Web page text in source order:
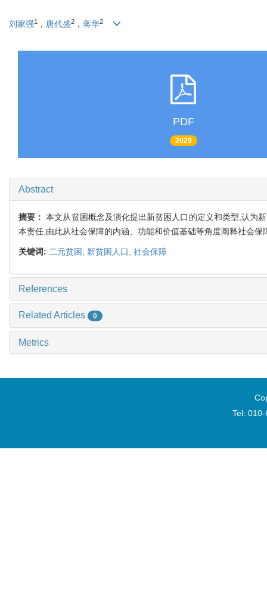
刘家强1 ， 唐代盛2 ， 蒋华2
PDF
2029
Abstract
摘要：本文从贫困概念及演化提出新贫困人口的定义和类型,认为
本责任,由此从社会保障的内涵、功能和价值基础等角度阐释社会
关键词: 二元贫困, 新贫困人口, 社会保障
References
Related Articles 0
Metrics
Tel: